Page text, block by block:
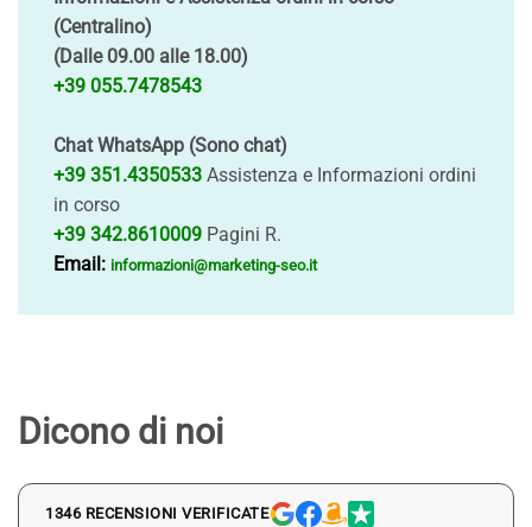
(Centralino)
(Dalle 09.00 alle 18.00)
+39 055.7478543
Chat WhatsApp (Sono chat)
+39 351.4350533 Assistenza e Informazioni ordini
in corso
+39 342.8610009 Pagini R.
Email: informazioni@marketing-seo.it
Dicono di noi
1346 RECENSIONI VERIFICATE